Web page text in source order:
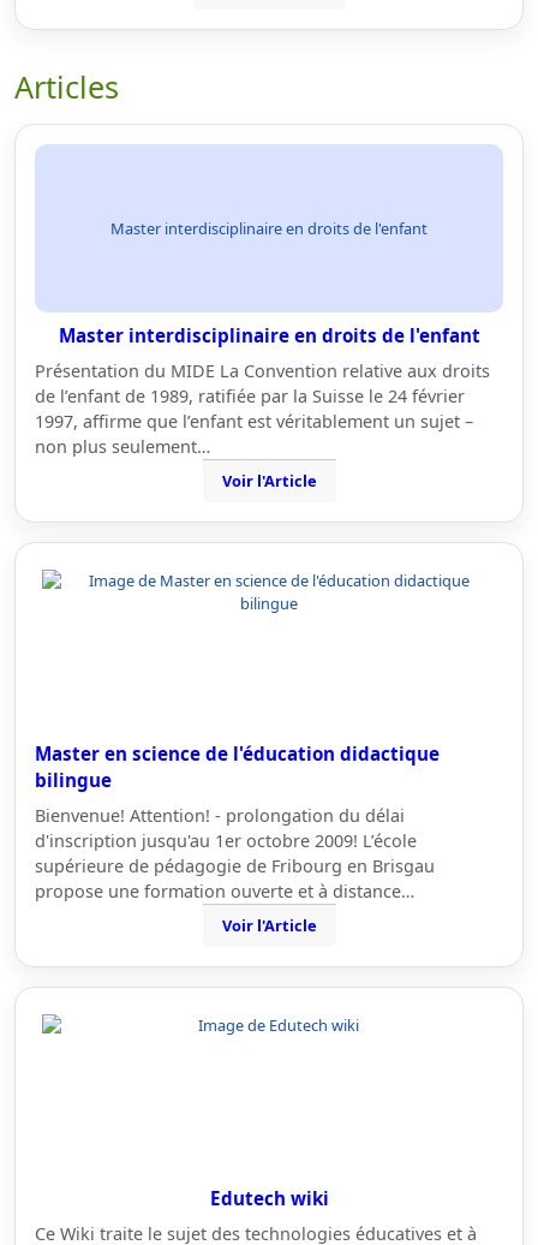
Articles
Master interdisciplinaire en droits de l'enfant
Master interdisciplinaire en droits de l'enfant
Présentation du MIDE La Convention relative aux droits
de l’enfant de 1989, ratifiée par la Suisse le 24 février
1997, affirme que l’enfant est véritablement un sujet –
non plus seulement…
Voir l'Article
Master en science de l'éducation didactique
bilingue
Bienvenue! Attention! - prolongation du délai
d'inscription jusqu'au 1er octobre 2009! L’école
supérieure de pédagogie de Fribourg en Brisgau
propose une formation ouverte et à distance…
Voir l'Article
Edutech wiki
Ce Wiki traite le sujet des technologies éducatives et à